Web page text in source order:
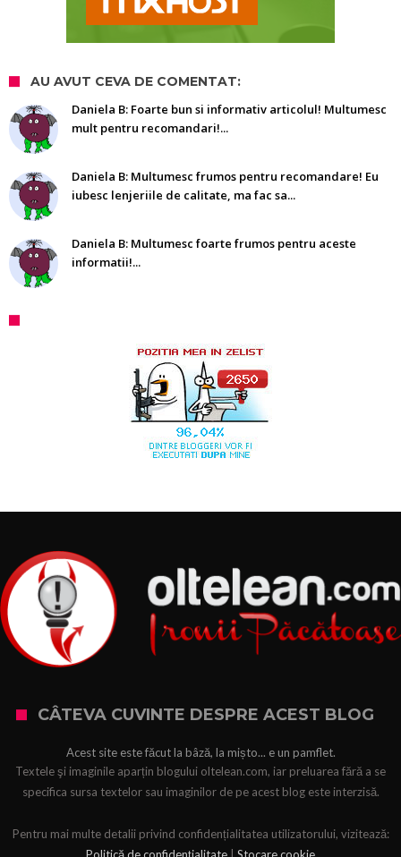
AU AVUT CEVA DE COMENTAT:
Daniela B: Foarte bun si informativ articolul! Multumesc
mult pentru recomandari!...
Daniela B: Multumesc frumos pentru recomandare! Eu
iubesc lenjeriile de calitate, ma fac sa...
Daniela B: Multumesc foarte frumos pentru aceste
informatii!...
CÂTEVA CUVINTE DESPRE ACEST BLOG
Acest site este făcut la bâză, la mișto... e un pamflet.
Textele şi imaginile aparțin blogului oltelean.com, iar preluarea fără a se
specifica sursa textelor sau imaginilor de pe acest blog este interzisă.
Pentru mai multe detalii privind confidențialitatea utilizatorului, vizitează: